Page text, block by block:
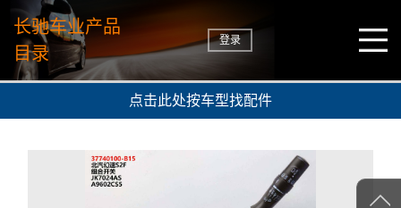
长驰车业产品
目录
登录
点击此处按车型找配件